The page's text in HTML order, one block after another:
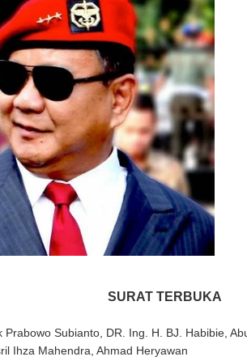
SURAT TERBUKA
Prabowo Subianto, DR. Ing. H. BJ. Habibie,
Ihza Mahendra, Ahmad Heryawan